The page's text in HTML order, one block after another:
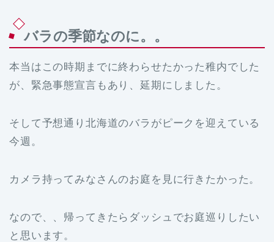
バラの季節なのに。。
本当はこの時期までに終わらせたかった稚内でした
が、緊急事態宣言もあり、延期にしました。
そして予想通り北海道のバラがピークを迎えている
今週。
カメラ持ってみなさんのお庭を見に行きたかった。
なので、、帰ってきたらダッシュでお庭巡りしたい
と思います。